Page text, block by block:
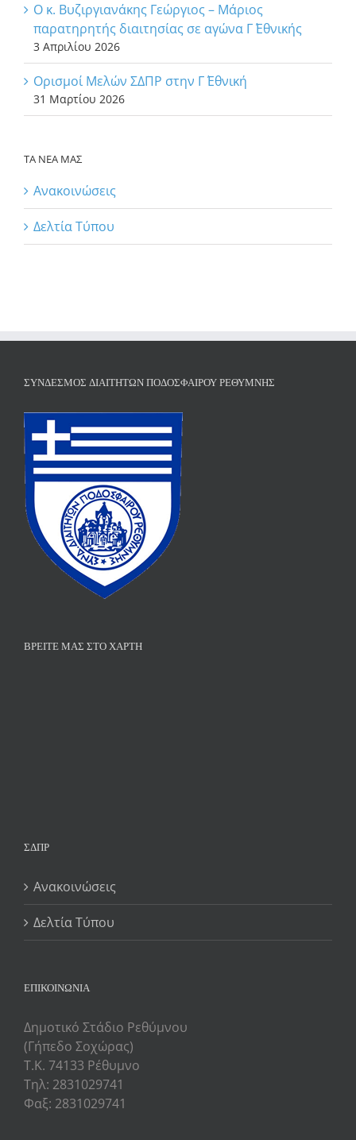
Ο κ. Βυζιργιανάκης Γεώργιος – Μάριος
παρατηρητής διαιτησίας σε αγώνα Γ΄ Εθνικής
3 Απριλίου 2026
Ορισμοί Μελών ΣΔΠΡ στην Γ΄ Εθνική
31 Μαρτίου 2026
ΤΑ ΝΕΑ ΜΑΣ
Ανακοινώσεις
Δελτία Τύπου
ΣΎΝΔΕΣΜΟΣ ΔΙΑΙΤΗΤΏΝ ΠΟΔΟΣΦΑΊΡΟΥ ΡΕΘΎΜΝΗΣ
ΒΡΕΊΤΕ ΜΑΣ ΣΤΟ ΧΆΡΤΗ
ΣΔΠΡ
Ανακοινώσεις
Δελτία Τύπου
ΕΠΙΚΟΙΝΩΝΙΑ
Δημοτικό Στάδιο Ρεθύμνου
(Γήπεδο Σοχώρας)
Τ.Κ. 74133 Ρέθυμνο
Τηλ: 2831029741
Φαξ: 2831029741